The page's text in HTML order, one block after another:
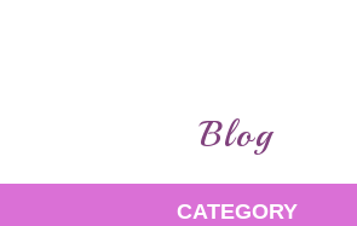
Blog
CATEGORY